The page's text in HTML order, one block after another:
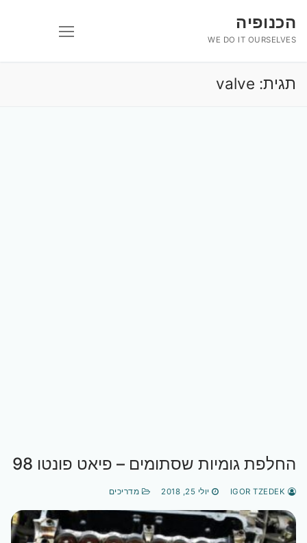
לתוכןהכנופיה
WE DO IT OURSELVES
תגית: valve
החלפת גומיות שסתומים – פיאט פונטו 98
יולי 25, 2018 מדריכים